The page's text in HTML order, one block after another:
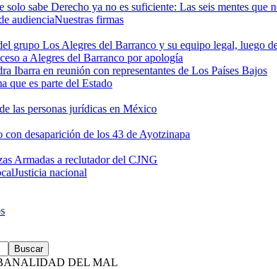
solo sabe Derecho ya no es suficiente: Las seis mentes
audienciaNuestras firmas
a Alegres del Barranco por apología
que es parte del Estado
las personas jurídicas en México
con desaparición de los 43 de Ayotzinapa
Armadas a reclutador del CJNG
Justicia nacional
DEL MAL